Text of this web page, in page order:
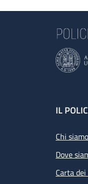
IL
Chi siamo
Dove
Carta